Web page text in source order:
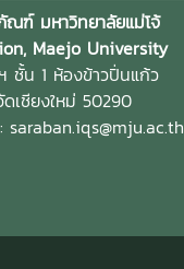
ทศเยอรมนี เพื่อศึกษา
ทธิภาพ และความเหมาะ
ณฑ์ภายใต้สภาพแวดล้อม
งการเกษตรของ
ย ก่อนนำไปประยุกต์ใช้ให้
ชน์ต่อภาคการเกษตรอย่าง
ฑ์ มหาวิทยาลัยแม่โจ้
Maejo University
ชั้น 1 ห้องข้าวปิ่นแก้ว
เชียงใหม่ 50290